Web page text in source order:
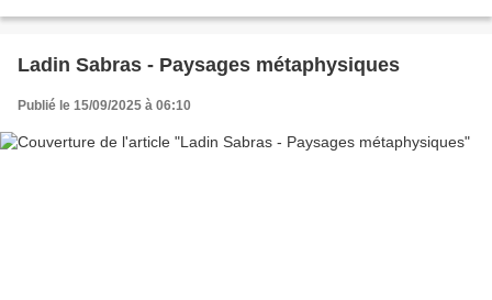
Ladin Sabras - Paysages métaphysiques
Publié le 15/09/2025 à 06:10